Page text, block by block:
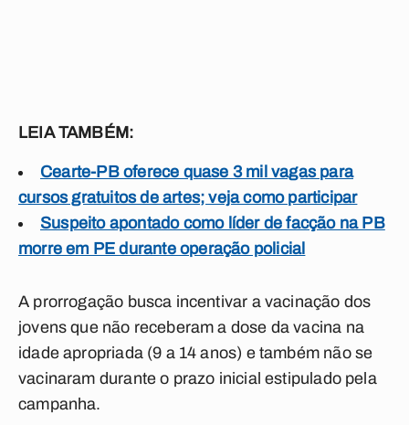
LEIA TAMBÉM:
Cearte-PB oferece quase 3 mil vagas para
cursos gratuitos de artes; veja como participar
Suspeito apontado como líder de facção na PB
morre em PE durante operação policial
A prorrogação busca incentivar a vacinação dos
jovens que não receberam a dose da vacina na
idade apropriada (9 a 14 anos) e também não se
vacinaram durante o prazo inicial estipulado pela
campanha.